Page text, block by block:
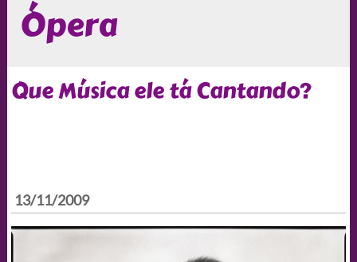
Ópera
Que Música ele tá Cantando?
13/11/2009